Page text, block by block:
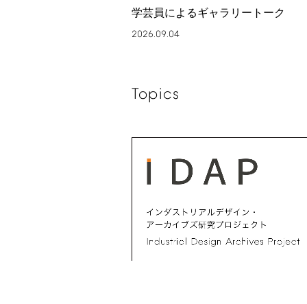
学芸員によるギャラリートーク
2026.09.04
Topics